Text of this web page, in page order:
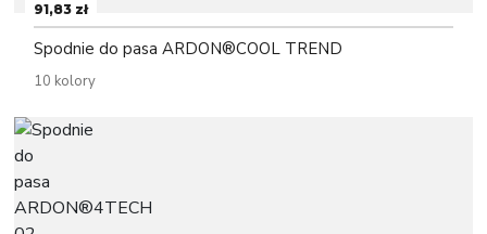
91,83 zł
Spodnie do pasa ARDON®COOL TREND
10 kolory